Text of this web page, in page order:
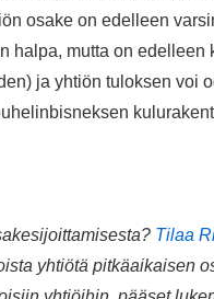
osake on edelleen
halpa, mutta on edelleen
ja yhtiön tuloksen voi
Tilaa
yhtiötä pitkäaikaisen